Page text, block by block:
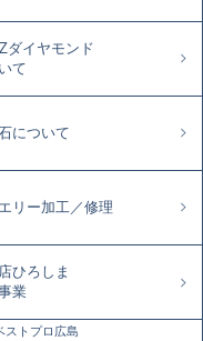
ダイヤモンド
て
について
リー加工／修理
ひろしま
業
ストプロ広島